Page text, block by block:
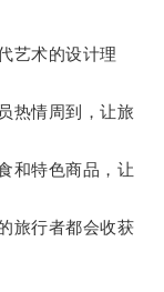
艺术的设计理
情周到，让旅
特色商品，让
旅行者都会收获